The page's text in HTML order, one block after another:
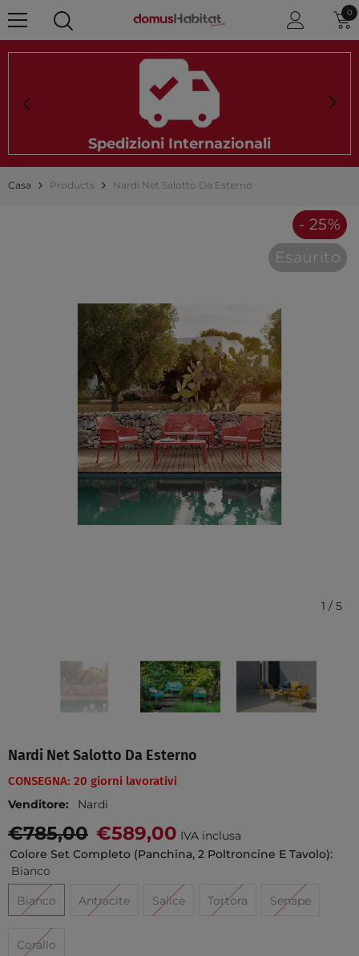
00
Spedizioni Internazionali
Casa Products Nardi Net Salotto Da Esterno
- 25%
Esaurito
1 / 5
Nardi Net Salotto Da Esterno
CONSEGNA: 20 giorni lavorativi
Venditore:
Nardi
€785,00 €589,00 IVA inclusa
Colore Set Completo (panchina, 2 Poltroncine E Tavolo):
Bianco
Bianco Antracite Salice Tortora Senape
Corallo